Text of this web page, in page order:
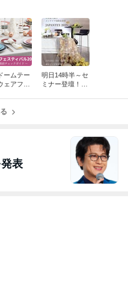
ームテー
ェアフェ
明日14時半～セ
ミナー登壇！！
表